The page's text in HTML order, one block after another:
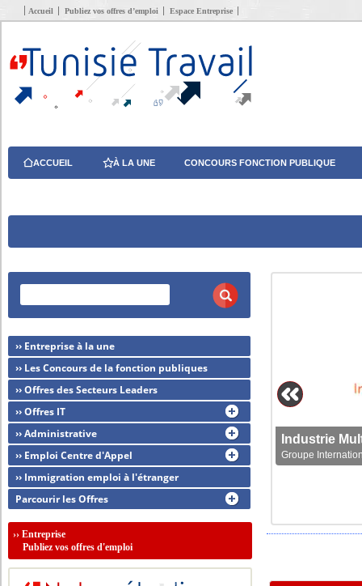
Accueil Publiez vos offres d’emploi Espace Entreprise
ACCUEIL À LA UNE CONCOURS FONCTION PUBLIQUE
Groupe
›› Entreprise à la une
›› Les Concours de la fonction publiques
›› Offres des Secteurs Leaders
›› Offres IT
›› Administrative
›› Emploi Centre d'Appel
›› Immigration emploi à l'étranger
Parcourir les Offres
››Entreprise
Publiez vos offres d'emploi